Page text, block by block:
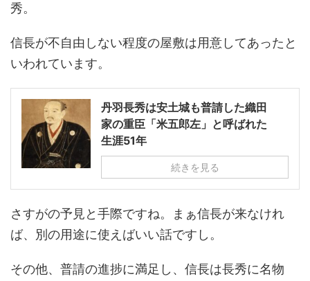
秀。
信長が不自由しない程度の屋敷は用意してあったと
いわれています。
丹羽長秀は安土城も普請した織田
家の重臣「米五郎左」と呼ばれた
生涯51年
続きを見る
さすがの予見と手際ですね。まぁ信長が来なけれ
ば、別の用途に使えばいい話ですし。
その他、普請の進捗に満足し、信長は長秀に名物